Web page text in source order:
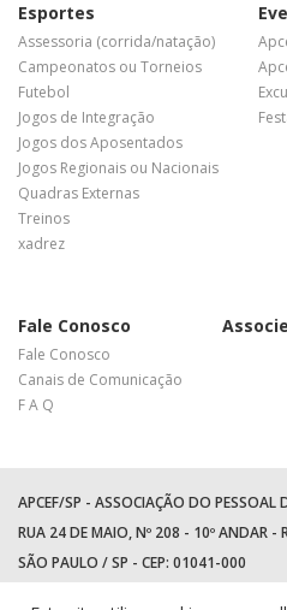
Esportes
Assessoria (corrida/natação)
Campeonatos ou Torneios
Futebol
Jogos de Integração
Jogos dos Aposentados
Jogos Regionais ou Nacionais
Quadras Externas
Treinos
xadrez
Fale Conosco
Fale Conosco
Canais de Comunicação
F A Q
APCEF/SP - ASSOCIAÇÃO DO PESSOAL
RUA 24 DE MAIO, Nº 208 - 10º ANDAR -
SÃO PAULO / SP - CEP: 01041-000